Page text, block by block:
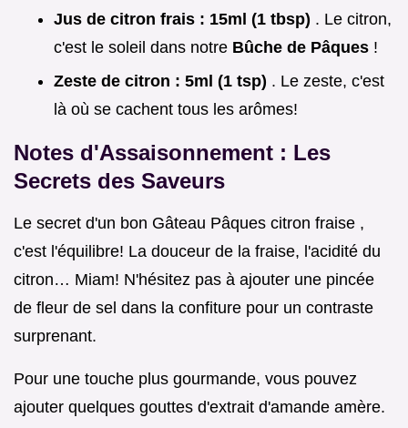
Jus de citron frais : 15ml (1 tbsp) . Le citron,
c'est le soleil dans notre Bûche de Pâques !
Zeste de citron : 5ml (1 tsp) . Le zeste, c'est
là où se cachent tous les arômes!
Notes d'Assaisonnement : Les
Secrets des Saveurs
Le secret d'un bon Gâteau Pâques citron fraise ,
c'est l'équilibre! La douceur de la fraise, l'acidité du
citron… Miam! N'hésitez pas à ajouter une pincée
de fleur de sel dans la confiture pour un contraste
surprenant.
Pour une touche plus gourmande, vous pouvez
ajouter quelques gouttes d'extrait d'amande amère.